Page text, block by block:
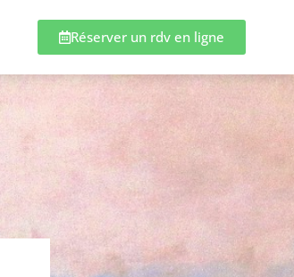
Réserver un rdv en ligne